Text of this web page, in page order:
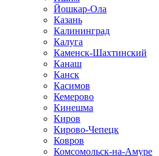
Йошкар-Ола
Казань
Калининград
Калуга
Каменск-Шахтинский
Канаш
Канск
Касимов
Кемерово
Кинешма
Киров
Кирово-Чепецк
Ковров
Комсомольск-на-Амуре